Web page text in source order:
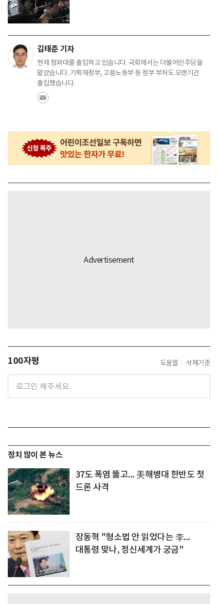
김태준 기자
현재 청와대를 출입하고 있습니다. 국회에서는 더불어민주당을
맡았습니다. 기획재정부, 고용노동부 등 정부 부처도 오랜기간
출입했습니다.
100자평 도움말 삭제기준
정치 많이 본 뉴스
37도 폭염 뚫고... 美해병대 한반도 첫
드론 사격
장동혁 "형소법 안 읽었다는 李...
대통령 맞나, 정신세계가 궁금"